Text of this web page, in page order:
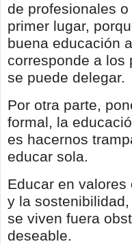
de profesionales
primer lugar,
buena educación
corresponde a los
se puede delegar.
Por otra parte,
formal, la
es hacernos
educar sola.
Educar en
y la
se viven fuera
deseable.